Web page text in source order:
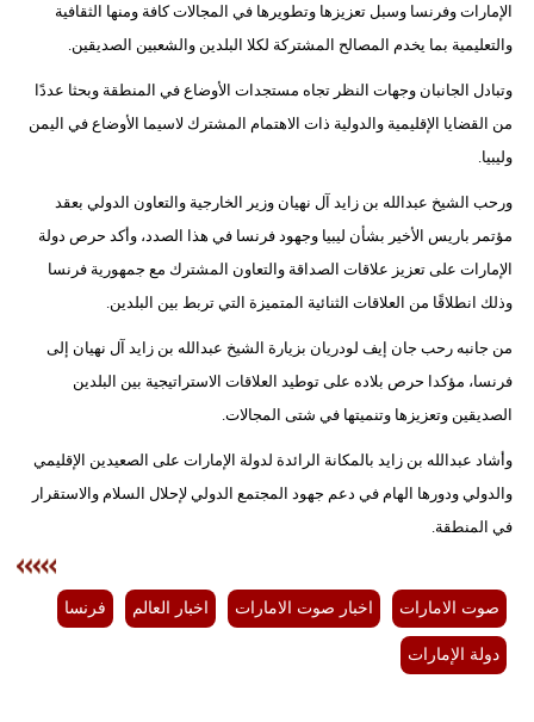
مدوَّنات
سيارات
الإمارات وفرنسا وسبل تعزيزها وتطويرها في المجالات كافة ومنها الثقافية
والتعليمية بما يخدم المصالح المشتركة لكلا البلدين والشعبين الصديقين.
وتبادل الجانبان وجهات النظر تجاه مستجدات الأوضاع في المنطقة وبحثا عددًا
من القضايا الإقليمية والدولية ذات الاهتمام المشترك لاسيما الأوضاع في اليمن
وليبيا.
ورحب الشيخ عبدالله بن زايد آل نهيان وزير الخارجية والتعاون الدولي بعقد
مؤتمر باريس الأخير بشأن ليبيا وجهود فرنسا في هذا الصدد، وأكد حرص دولة
الإمارات على تعزيز علاقات الصداقة والتعاون المشترك مع جمهورية فرنسا
وذلك انطلاقًا من العلاقات الثنائية المتميزة التي تربط بين البلدين.
من جانبه رحب جان إيف لودريان بزيارة الشيخ عبدالله بن زايد آل نهيان إلى
فرنسا، مؤكدا حرص بلاده على توطيد العلاقات الاستراتيجية بين البلدين
الصديقين وتعزيزها وتنميتها في شتى المجالات.
وأشاد عبدالله بن زايد بالمكانة الرائدة لدولة الإمارات على الصعيدين الإقليمي
والدولي ودورها الهام في دعم جهود المجتمع الدولي لإحلال السلام والاستقرار
في المنطقة.
صوت الامارات اخبار صوت الامارات اخبار العالم فرنسا
دولة الإمارات